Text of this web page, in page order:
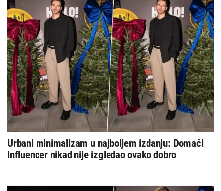
Urbani minimalizam u najboljem izdanju: Domaći
influencer nikad nije izgledao ovako dobro